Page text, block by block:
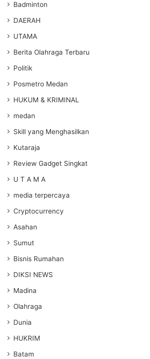
Badminton
DAERAH
UTAMA
Berita Olahraga Terbaru
Politik
Posmetro Medan
HUKUM & KRIMINAL
medan
Skill yang Menghasilkan
Kutaraja
Review Gadget Singkat
U T A M A
media terpercaya
Cryptocurrency
Asahan
Sumut
Bisnis Rumahan
DIKSI NEWS
Madina
Olahraga
Dunia
HUKRIM
Batam